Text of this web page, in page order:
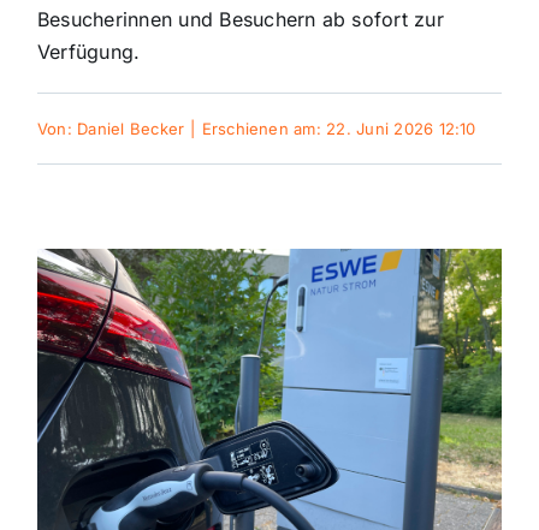
Polizeimeldungen
Themen und Termine
Gewinnspiele
Besucherinnen und Besuchern ab sofort zur
Verfügung.
Von: Daniel Becker Erschienen am: 22. Juni 2026 12:10